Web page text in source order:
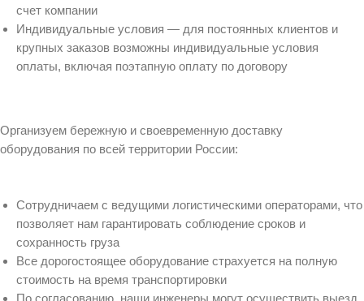
счет компании
Индивидуальные условия — для постоянных клиентов и
крупных заказов возможны индивидуальные условия
оплаты, включая поэтапную оплату по договору
Организуем бережную и своевременную доставку
оборудования по всей территории России:
Сотрудничаем с ведущими логистическими операторами, что
позволяет нам гарантировать соблюдение сроков и
сохранность груза
Все дорогостоящее оборудование страхуется на полную
стоимость на время транспортировки